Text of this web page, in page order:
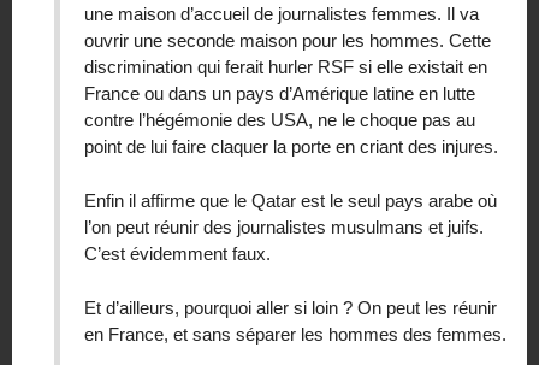
une maison d’accueil de journalistes femmes. Il va
ouvrir une seconde maison pour les hommes. Cette
discrimination qui ferait hurler RSF si elle existait en
France ou dans un pays d’Amérique latine en lutte
contre l’hégémonie des USA, ne le choque pas au
point de lui faire claquer la porte en criant des injures.
Enfin il affirme que le Qatar est le seul pays arabe où
l’on peut réunir des journalistes musulmans et juifs.
C’est évidemment faux.
Et d’ailleurs, pourquoi aller si loin ? On peut les réunir
en France, et sans séparer les hommes des femmes.